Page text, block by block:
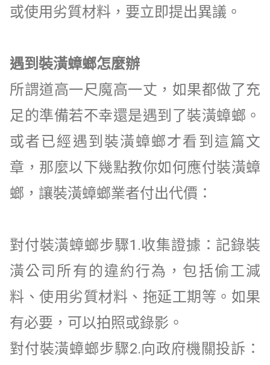
或使用劣質材料，要立即提出異議。
遇到裝潢蟑螂怎麼辦
所謂道高一尺魔高一丈，如果都做了充
足的準備若不幸還是遇到了裝潢蟑螂。
或者已經遇到裝潢蟑螂才看到這篇文
章，那麼以下幾點教你如何應付裝潢蟑
螂，讓裝潢蟑螂業者付出代價：
對付裝潢蟑螂步驟1.收集證據：記錄裝
潢公司所有的違約行為，包括偷工減
料、使用劣質材料、拖延工期等。如果
有必要，可以拍照或錄影。
對付裝潢蟑螂步驟2.向政府機關投訴：